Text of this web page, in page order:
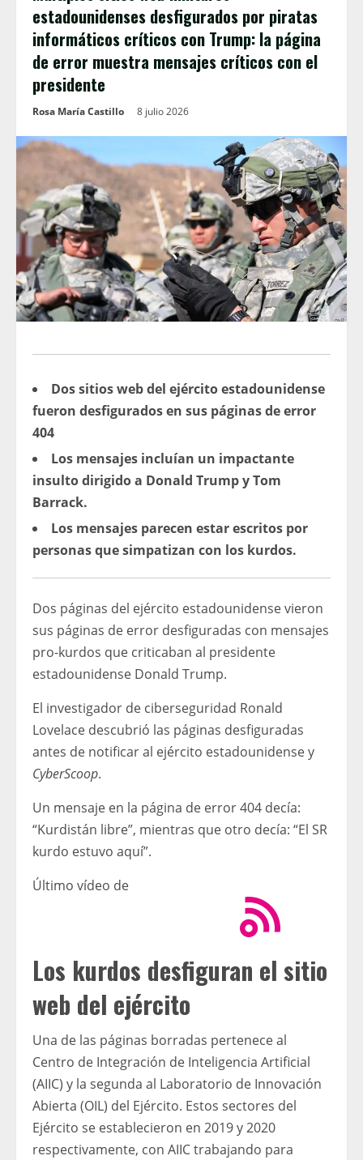
estadounidenses desfigurados por piratas
informáticos críticos con Trump: la página
de error muestra mensajes críticos con el
presidente
Rosa María Castillo 8 julio 2026
Dos sitios web del ejército estadounidense
fueron desfigurados en sus páginas de error
404
Los mensajes incluían un impactante
insulto dirigido a Donald Trump y Tom
Barrack.
Los mensajes parecen estar escritos por
personas que simpatizan con los kurdos.
Dos páginas del ejército estadounidense vieron
sus páginas de error desfiguradas con mensajes
pro-kurdos que criticaban al presidente
estadounidense Donald Trump.
El investigador de ciberseguridad Ronald
Lovelace descubrió las páginas desfiguradas
antes de notificar al ejército estadounidense y
CyberScoop.
Un mensaje en la página de error 404 decía:
“Kurdistán libre”, mientras que otro decía: “El SR
kurdo estuvo aquí”.
Último vídeo de
Los kurdos desfiguran el sitio
web del ejército
Una de las páginas borradas pertenece al
Centro de Integración de Inteligencia Artificial
(AIIC) y la segunda al Laboratorio de Innovación
Abierta (OIL) del Ejército. Estos sectores del
Ejército se establecieron en 2019 y 2020
respectivamente, con AIIC trabajando para